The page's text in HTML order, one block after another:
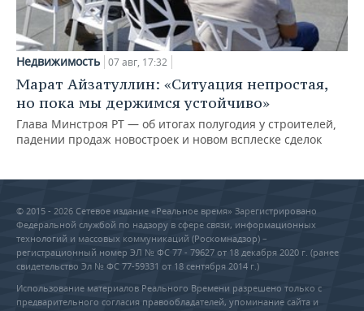
Недвижимость 07 авг, 17:32
Марат Айзатуллин: «Ситуация непростая,
но пока мы держимся устойчиво»
Глава Минстроя РТ — об итогах полугодия у строителей,
падении продаж новостроек и новом всплеске сделок
© 2015 - 2026 Сетевое издание «Реальное время» Зарегистрировано
Федеральной службой по надзору в сфере связи, информационных
технологий и массовых коммуникаций (Роскомнадзор) –
регистрационный номер ЭЛ № ФС 77 - 79627 от 18 декабря 2020 г. (ранее
свидетельство Эл № ФС 77-59331 от 18 сентября 2014 г.)
Использование материалов Реального Времени разрешено только с
предварительного согласия правообладателей, упоминание сайта и